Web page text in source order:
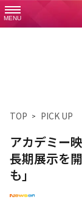
MENU
TOP PICK UP
アカデミー
長期展示を
も」